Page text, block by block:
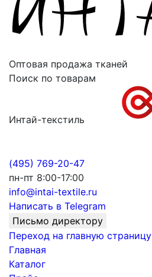
Оптовая продажа тканей
Поиск по товарам
Интай-текстиль
(495) 769-20-47
пн-пт 8:00-17:00
info@intai-textile.ru
Написать в Telegram
Письмо директору
Переход на главную страницу
Главная
Каталог